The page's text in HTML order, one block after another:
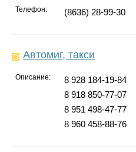
Телефон: (8636) 28-99-30
Автомиг, такси
Описание:
8 928 184-19-84
8 918 850-77-07
8 951 498-47-77
8 960 458-88-76